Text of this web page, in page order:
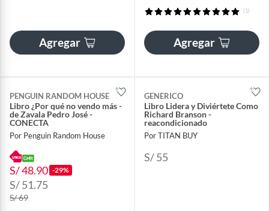
Agregar
(1)
Agregar
PENGUIN RANDOM HOUSE
Libro ¿Por qué no vendo más -
de Zavala Pedro José -
CONECTA
Por Penguin Random House
S/ 48.90 -29%
S/ 51.75
S/ 69
GENERICO
Libro Lidera y Diviértete Como
Richard Branson -
reacondicionado
Por TITAN BUY
S/ 55